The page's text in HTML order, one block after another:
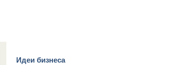
Идеи бизнеса